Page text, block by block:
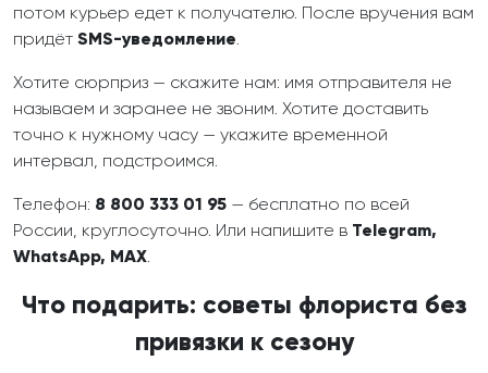
потом курьер едет к получателю. После вручения вам
придёт SMS-уведомление.
Хотите сюрприз — скажите нам: имя отправителя не
называем и заранее не звоним. Хотите доставить
точно к нужному часу — укажите временной
интервал, подстроимся.
Телефон: 8 800 333 01 95 — бесплатно по всей
России, круглосуточно. Или напишите в Telegram,
WhatsApp, MAX.
Что подарить: советы флориста без
привязки к сезону